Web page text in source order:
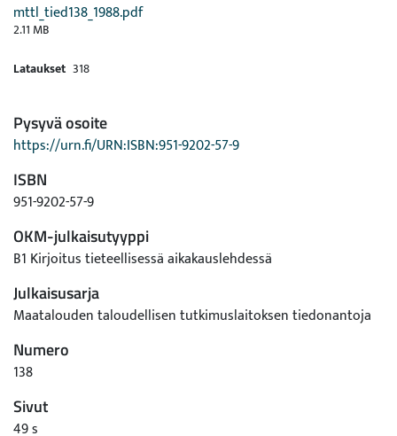
mttl_tied138_1988.pdf
2.11 MB
Lataukset 318
Pysyvä osoite
https://urn.fi/URN:ISBN:951-9202-57-9
ISBN
951-9202-57-9
OKM-julkaisutyyppi
B1 Kirjoitus tieteellisessä aikakauslehdessä
Julkaisusarja
Maatalouden taloudellisen tutkimuslaitoksen tiedonantoja
Numero
138
Sivut
49 s